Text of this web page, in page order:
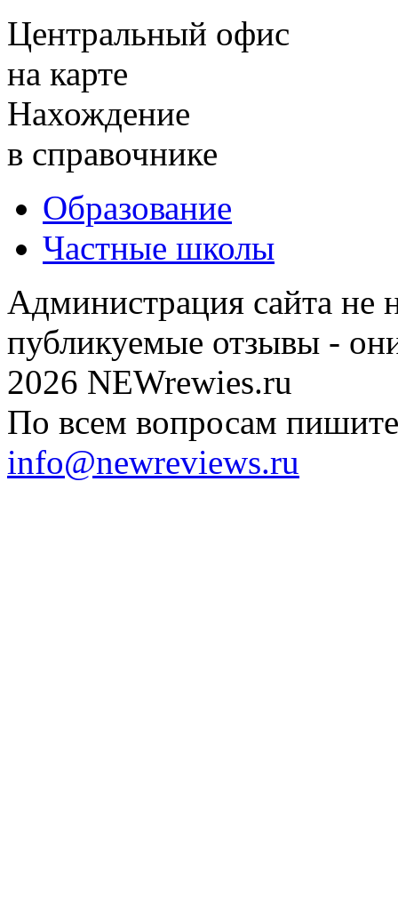
Центральный офис
на карте
Нахождение
в справочнике
Образование
Частные школы
Администрация сайта не
публикуемые отзывы -
2026 NEWrewies.ru
По всем вопросам
info@newreviews.ru